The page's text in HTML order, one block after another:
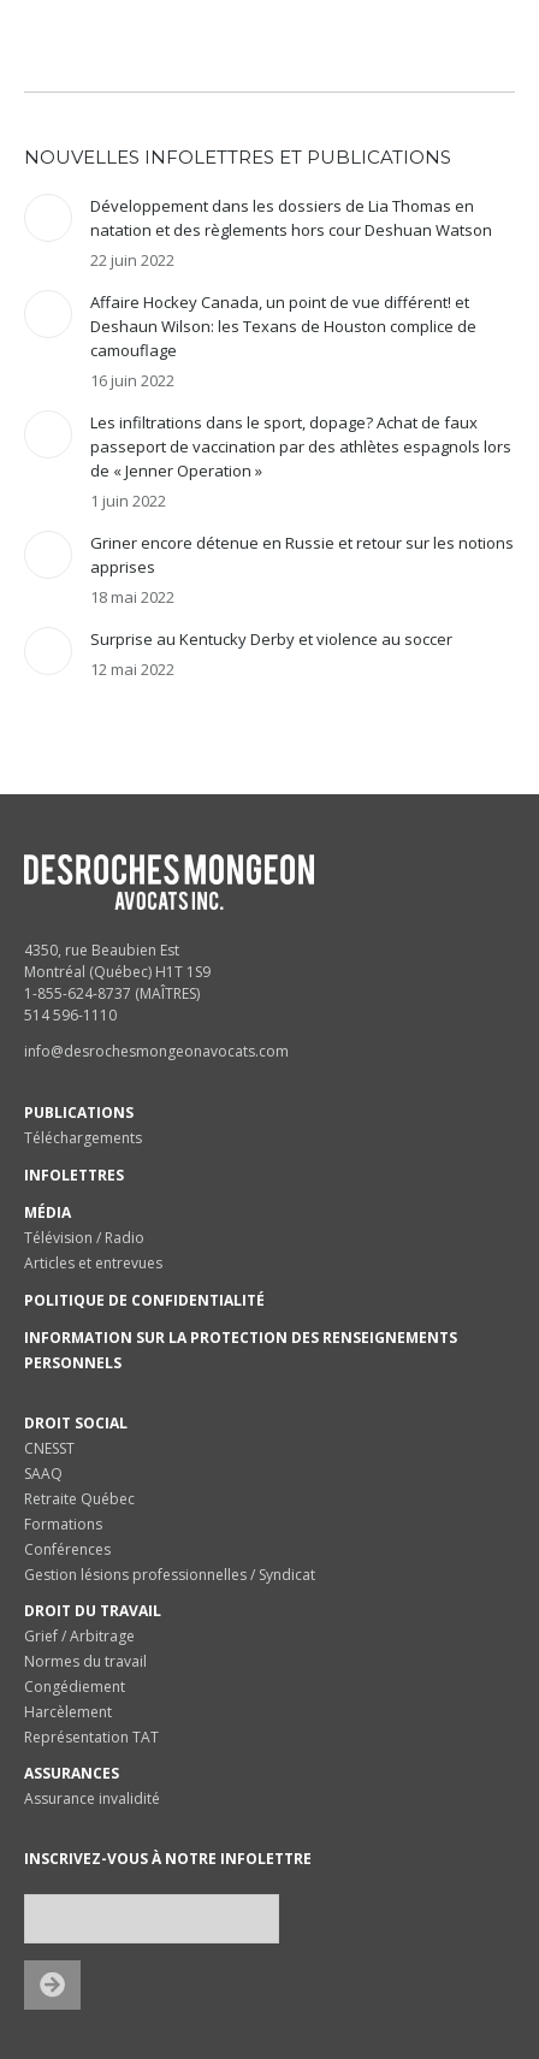
NOUVELLES INFOLETTRES ET PUBLICATIONS
Développement dans les dossiers de Lia Thomas en
natation et des règlements hors cour Deshuan Watson
22 juin 2022
Affaire Hockey Canada, un point de vue différent! et
Deshaun Wilson: les Texans de Houston complice de
camouflage
16 juin 2022
Les infiltrations dans le sport, dopage? Achat de faux
passeport de vaccination par des athlètes espagnols lors
de « Jenner Operation »
1 juin 2022
Griner encore détenue en Russie et retour sur les notions
apprises
18 mai 2022
Surprise au Kentucky Derby et violence au soccer
12 mai 2022
4350, rue Beaubien Est
Montréal (Québec) H1T 1S9
1-855-624-8737 (MAÎTRES)
514 596-1110
info@desrochesmongeonavocats.com
PUBLICATIONS
Téléchargements
INFOLETTRES
MÉDIA
Télévision / Radio
Articles et entrevues
POLITIQUE DE CONFIDENTIALITÉ
INFORMATION SUR LA PROTECTION DES RENSEIGNEMENTS
PERSONNELS
DROIT SOCIAL
CNESST
SAAQ
Retraite Québec
Formations
Conférences
Gestion lésions professionnelles / Syndicat
DROIT DU TRAVAIL
Grief / Arbitrage
Normes du travail
Congédiement
Harcèlement
Représentation TAT
ASSURANCES
Assurance invalidité
INSCRIVEZ-VOUS À NOTRE INFOLETTRE